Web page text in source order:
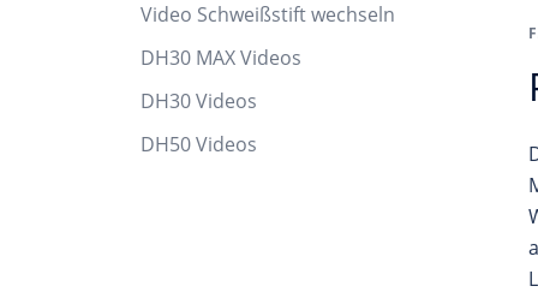
Video Schweißstift wechseln
DH30 MAX Videos
DH30 Videos
DH50 Videos